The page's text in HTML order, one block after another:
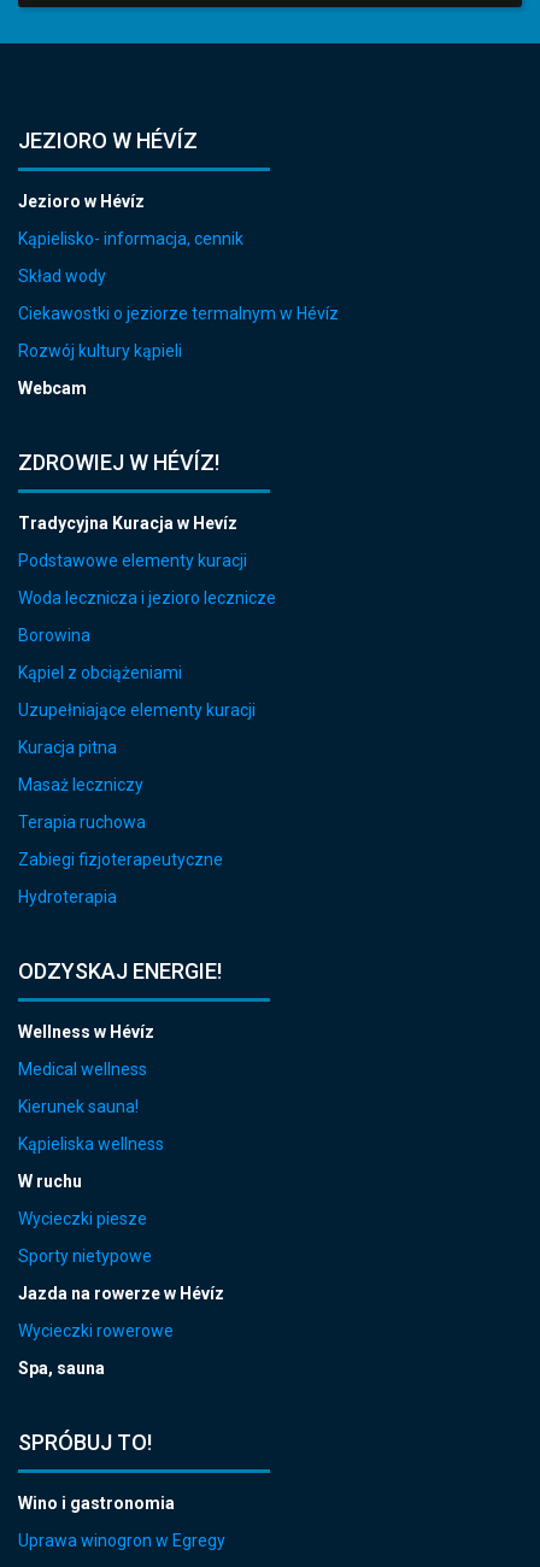
JEZIORO W HÉVÍZ
Jezioro w Hévíz
Kąpielisko- informacja, cennik
Skład wody
Ciekawostki o jeziorze termalnym w Hévíz
Rozwój kultury kąpieli
Webcam
ZDROWIEJ W HÉVÍZ!
Tradycyjna Kuracja w Hevíz
Podstawowe elementy kuracji
Woda lecznicza i jezioro lecznicze
Borowina
Kąpiel z obciążeniami
Uzupełniające elementy kuracji
Kuracja pitna
Masaż leczniczy
Terapia ruchowa
Zabiegi fizjoterapeutyczne
Hydroterapia
ODZYSKAJ ENERGIE!
Wellness w Hévíz
Medical wellness
Kierunek sauna!
Kąpieliska wellness
W ruchu
Wycieczki piesze
Sporty nietypowe
Jazda na rowerze w Hévíz
Wycieczki rowerowe
Spa, sauna
SPRÓBUJ TO!
Wino i gastronomia
Uprawa winogron w Egregy